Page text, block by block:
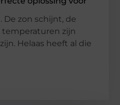
De zon schijnt, de
temperaturen zijn
Helaas heeft al die